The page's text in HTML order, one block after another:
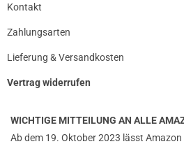
Kontakt
Zahlungsarten
Lieferung & Versandkosten
Vertrag widerrufen
WICHTIGE MITTEILUNG AN ALLE
Ab dem 19. Oktober 2023 lässt